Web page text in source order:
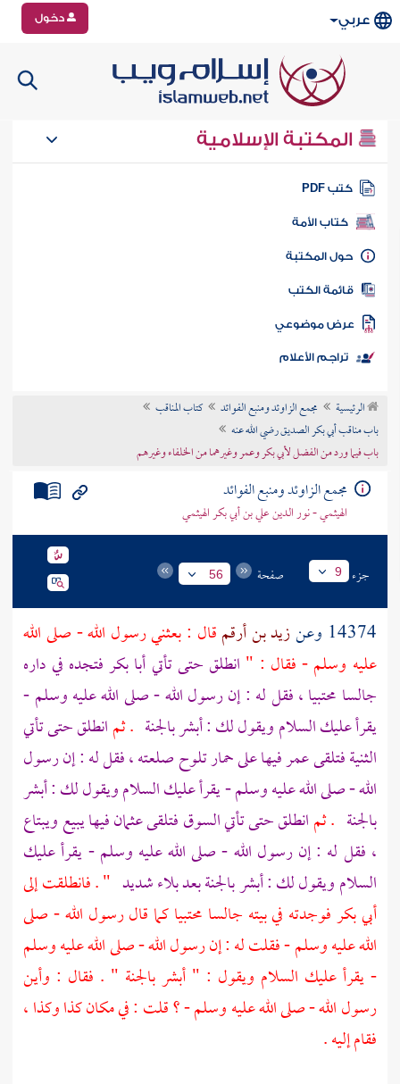
عربي دخول
المكتبة الإسلامية
كتب PDF
كتاب الأمة
المكتبة
الكتب
موضوعي
تراجم الأعلام
الرئيسية مجمع الزاوئد ومنبع الفوائد
كتاب المناقب
باب مناقب أبي بكر الصديق رضي الله عنه
باب فيما ورد من الفضل لأبي بكر وعمر وغيرهما من الخلفاء وغيرهم
مجمع الزاوئد ومنبع الفوائد
الهيثمي - نور الدين علي بن أبي بكر الهيثمي
جزء 9 صفحة 56
14374 وعن زيد بن أرقمقال : بعثني رسول الله - صلى الله
عليه وسلم - فقال : " انطلق حتى تأتيأبا بكرفتجده في داره
جالسا محتبيا ، فقل له : إن رسول الله - صلى الله عليه وسلم -
يقرأ عليك السلام ويقول لك : أبشر بالجنة . ثمانطلق حتى تأتي
الثنية فتلقىعمرفيها على حمار تلوح صلعته ، فقل له : إن رسول
الله - صلى الله عليه وسلم - يقرأ عليك السلام ويقول لك : أبشر
بالجنة . ثمانطلق حتى تأتي السوق فتلقىعثمانفيها يبيع ويبتاع
، فقل له : إن رسول الله - صلى الله عليه وسلم - يقرأ عليك
السلام ويقول لك : أبشر بالجنة بعد بلاء شديد " . فانطلقت إلى
أبي بكرفوجدته في بيته جالسا محتبيا كما قال رسول الله - صلى
الله عليه وسلم - فقلت له : إن رسول الله - صلى الله عليه وسلم
- يقرأ عليك السلام ويقول : " أبشر بالجنة " . فقال : وأين
رسول الله - صلى الله عليه وسلم - ؟ قلت : في مكان كذا وكذا ،
فقام إليه .